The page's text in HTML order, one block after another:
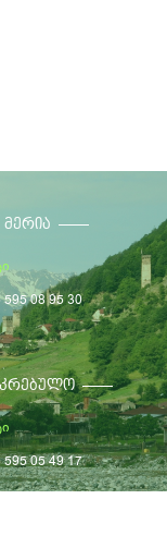
ᲛᲔᲠᲘᲐ
08 95 30
05 49 17